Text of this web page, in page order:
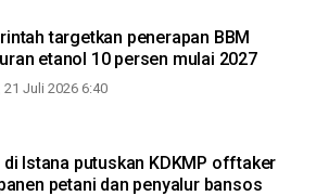
targetkan penerapan BBM
etanol 10 persen mulai 2027
21 Juli 2026 6:40
di Istana putuskan KDKMP offtaker
petani dan penyalur bansos